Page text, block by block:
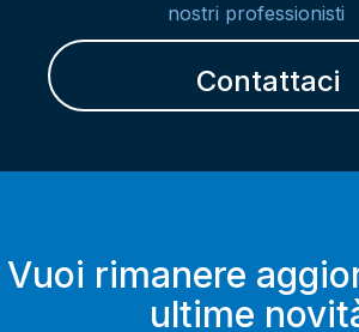
nostri professionisti
Contattaci
Vuoi rimanere
ultime